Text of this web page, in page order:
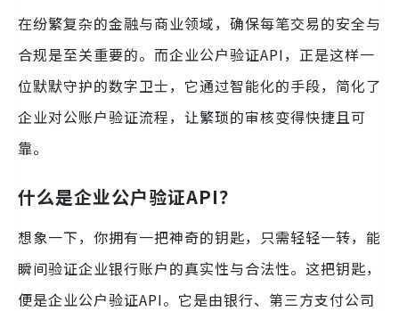
在纷繁复杂的金融与商业领域，确保每笔交易的安全与
合规是至关重要的。而企业公户验证API，正是这样一
位默默守护的数字卫士，它通过智能化的手段，简化了
企业对公账户验证流程，让繁琐的审核变得快捷且可
靠。
什么是企业公户验证API？
想象一下，你拥有一把神奇的钥匙，只需轻轻一转，能
瞬间验证企业银行账户的真实性与合法性。这把钥匙，
便是企业公户验证API。它是由银行、第三方支付公司